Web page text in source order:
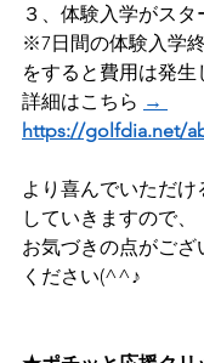
３、体験入学がス
※7日間の体験入学
をすると費用は発生
詳細はこちら →
https://golfdia.net/
より喜んでいただ
していきますので、
お気づきの点がご
ください(^^♪